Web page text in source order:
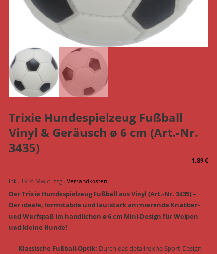
Trixie Hundespielzeug Fußball
Vinyl & Geräusch ø 6 cm (Art.-Nr.
3435)
1,89€
inkl. 19 % MwSt.zzgl.Versandkosten
Der Trixie Hundespielzeug Fußball aus Vinyl (Art.-Nr. 3435) –
Der ideale, formstabile und lautstark animierende Knabber-
und Wurfspaß im handlichen ø 6 cm Mini-Design für Welpen
und kleine Hunde!
Klassische Fußball-Optik: Durch das detailreiche Sport-Design